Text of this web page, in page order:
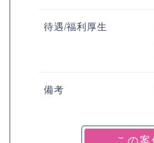
待遇/福利厚生
備考